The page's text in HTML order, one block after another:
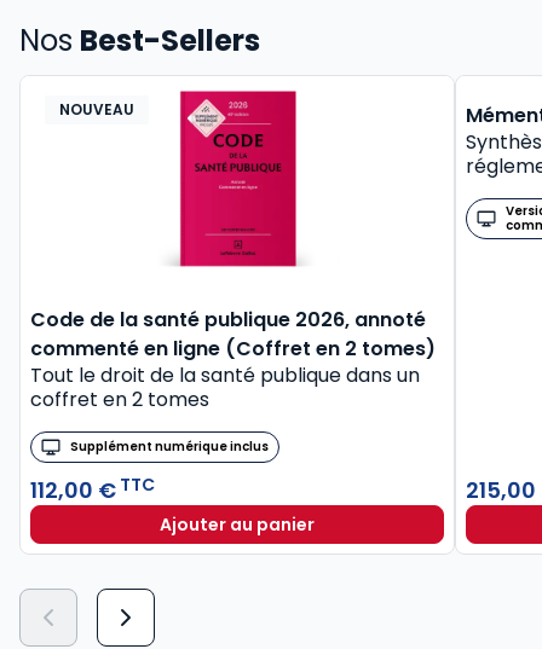
Nos Best-Sellers
NOUVEAU
Code de la santé publique 2026, annoté
commenté en ligne (Coffret en 2 tomes)
Tout le droit de la santé publique dans un
coffret en 2 tomes
Supplément numérique inclus
112,00 € TTC
Ajouter au panier
BEST-